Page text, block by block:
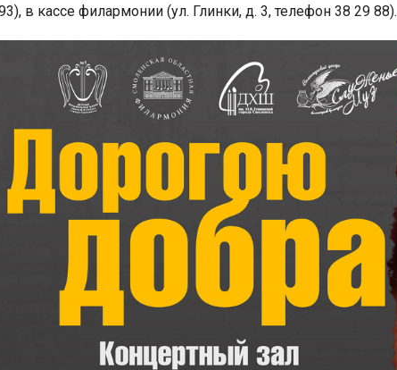
в кассе филармонии (ул. Глинки, д. 3, телефон 38 29 88).